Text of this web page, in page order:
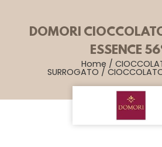
DOMORI
ESSENCE
Home /
SURROGATO /